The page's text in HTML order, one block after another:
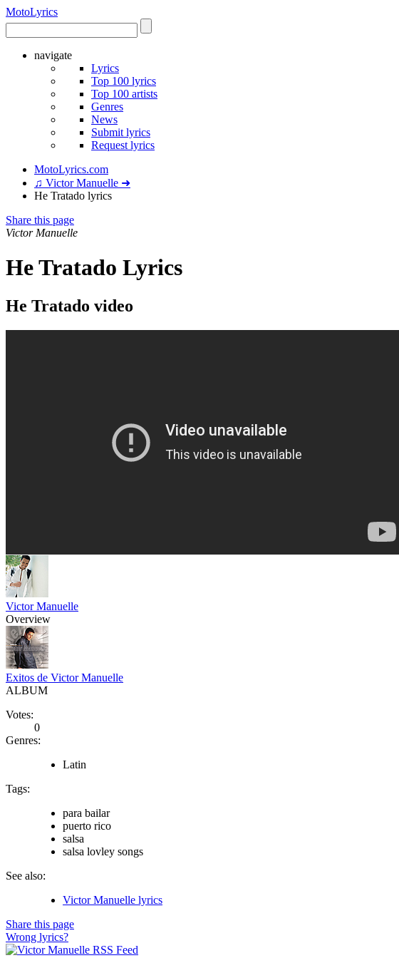
MotoLyrics
navigate
Lyrics
Top 100 lyrics
Top 100 artists
Genres
News
Submit lyrics
Request lyrics
MotoLyrics.com
♫ Victor Manuelle ➜
He Tratado lyrics
Share this page
Victor Manuelle
He Tratado Lyrics
He Tratado video
Victor Manuelle
Overview
Exitos de Victor Manuelle
ALBUM
Votes:
0
Genres:
Latin
Tags:
para bailar
puerto rico
salsa
salsa lovley songs
See also:
Victor Manuelle lyrics
Share this page
Wrong lyrics?